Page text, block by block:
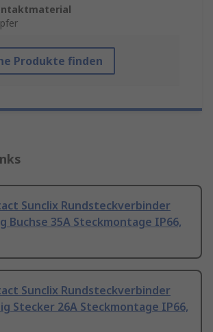
Produkte finden
Sunclix Rundsteckverbinder
Buchse 35A Steckmontage IP66,
Sunclix Rundsteckverbinder
Stecker 26A Steckmontage IP66,